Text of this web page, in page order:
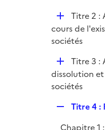
r
i
e
D
é
p
e
r
Titre 2 :
cours de
sociétés
D
é
p
e
Titre 3 :
dissolution
sociétés
Titre 4 :
Chapitre 1